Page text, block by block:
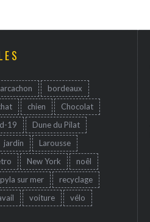
bordeaux
chien
Chocolat
19
Dune du Pilat
jardin
Larousse
New York
noêl
pyla sur mer
recyclage
voiture
vélo